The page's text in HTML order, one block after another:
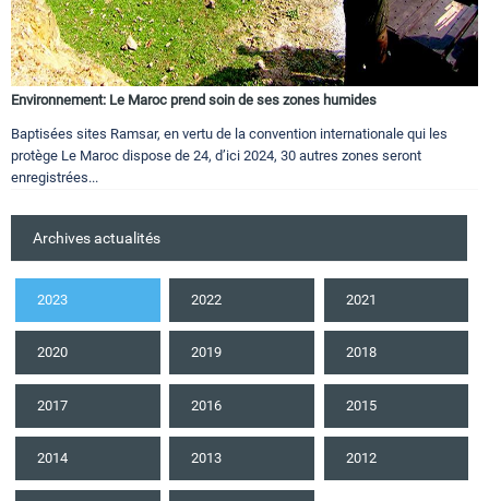
Environnement: Le Maroc prend soin de ses zones humides
Baptisées sites Ramsar, en vertu de la convention internationale qui les
protège Le Maroc dispose de 24, d’ici 2024, 30 autres zones seront
enregistrées...
Archives actualités
2023 2022 2021
2020 2019 2018
2017 2016 2015
2014 2013 2012